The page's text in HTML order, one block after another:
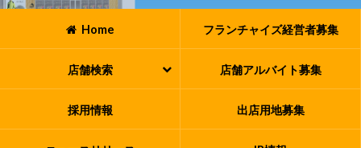
Home フランチャイズ経営者募集
店舗検索 店舗アルバイト募集
採用情報 出店用地募集